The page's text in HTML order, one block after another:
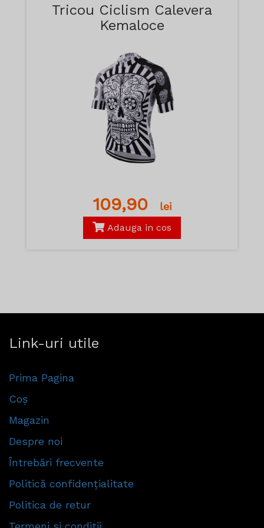
Tricou Ciclism Calevera
Kemaloce
109,90 lei
Adauga in cos
Link-uri utile
Prima Pagina
Coș
Magazin
Despre noi
Întrebări frecvente
Politică confidențialitate
Politica de retur